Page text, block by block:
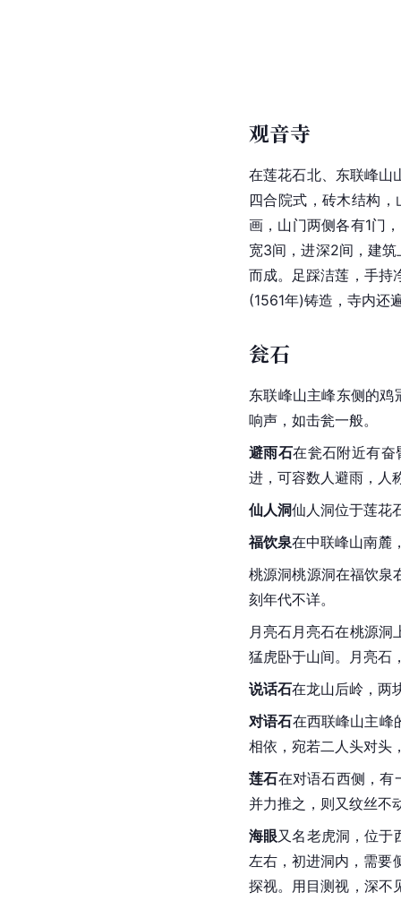
观音寺
在莲花石北、东联峰山
四合院式，砖木结构
画，山门两侧各有1门
宽3间，进深2间，建
而成。足踩洁莲，手持
(1561年)铸造，寺内还
瓮石
东联峰山主峰东侧的
响声，如击瓮一般。
避雨石在瓮石附近有
进，可容数人避雨，人
仙人洞仙人洞位于莲花
福饮泉在中联峰山南麓
桃源洞桃源洞在福饮泉
刻年代不详。
月亮石月亮石在桃源洞
猛虎卧于山间。月亮石
说话石在龙山后岭，两
对语石在西联峰山主峰
相依，宛若二人头对头
莲石在对语石西侧，有
并力推之，则又纹丝不
海眼又名老虎洞，位于
左右，初进洞内，需要
探视。用目测视，深不